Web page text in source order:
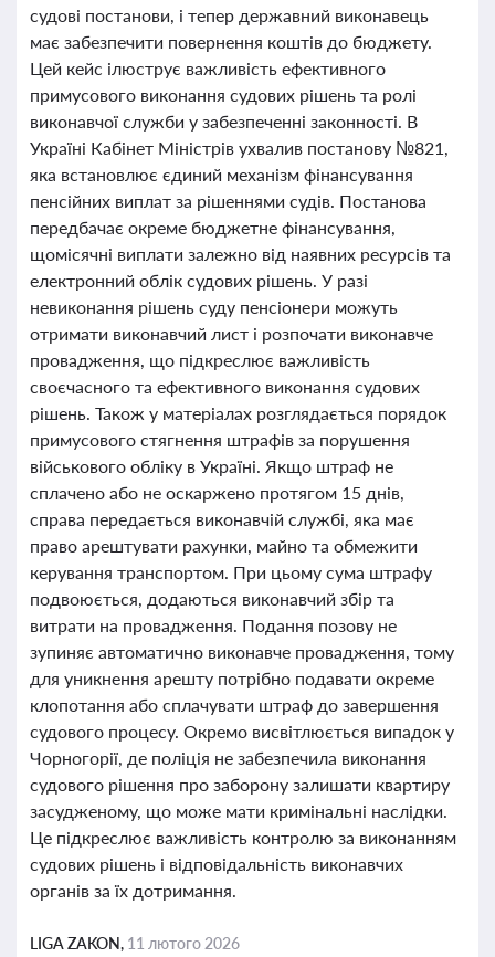
судові постанови, і тепер державний виконавець
має забезпечити повернення коштів до бюджету.
Цей кейс ілюструє важливість ефективного
примусового виконання судових рішень та ролі
виконавчої служби у забезпеченні законності. В
Україні Кабінет Міністрів ухвалив постанову №821,
яка встановлює єдиний механізм фінансування
пенсійних виплат за рішеннями судів. Постанова
передбачає окреме бюджетне фінансування,
щомісячні виплати залежно від наявних ресурсів та
електронний облік судових рішень. У разі
невиконання рішень суду пенсіонери можуть
отримати виконавчий лист і розпочати виконавче
провадження, що підкреслює важливість
своєчасного та ефективного виконання судових
рішень. Також у матеріалах розглядається порядок
примусового стягнення штрафів за порушення
військового обліку в Україні. Якщо штраф не
сплачено або не оскаржено протягом 15 днів,
справа передається виконавчій службі, яка має
право арештувати рахунки, майно та обмежити
керування транспортом. При цьому сума штрафу
подвоюється, додаються виконавчий збір та
витрати на провадження. Подання позову не
зупиняє автоматично виконавче провадження, тому
для уникнення арешту потрібно подавати окреме
клопотання або сплачувати штраф до завершення
судового процесу. Окремо висвітлюється випадок у
Чорногорії, де поліція не забезпечила виконання
судового рішення про заборону залишати квартиру
засудженому, що може мати кримінальні наслідки.
Це підкреслює важливість контролю за виконанням
судових рішень і відповідальність виконавчих
органів за їх дотримання.
LIGA ZAKON, 11 лютого 2026